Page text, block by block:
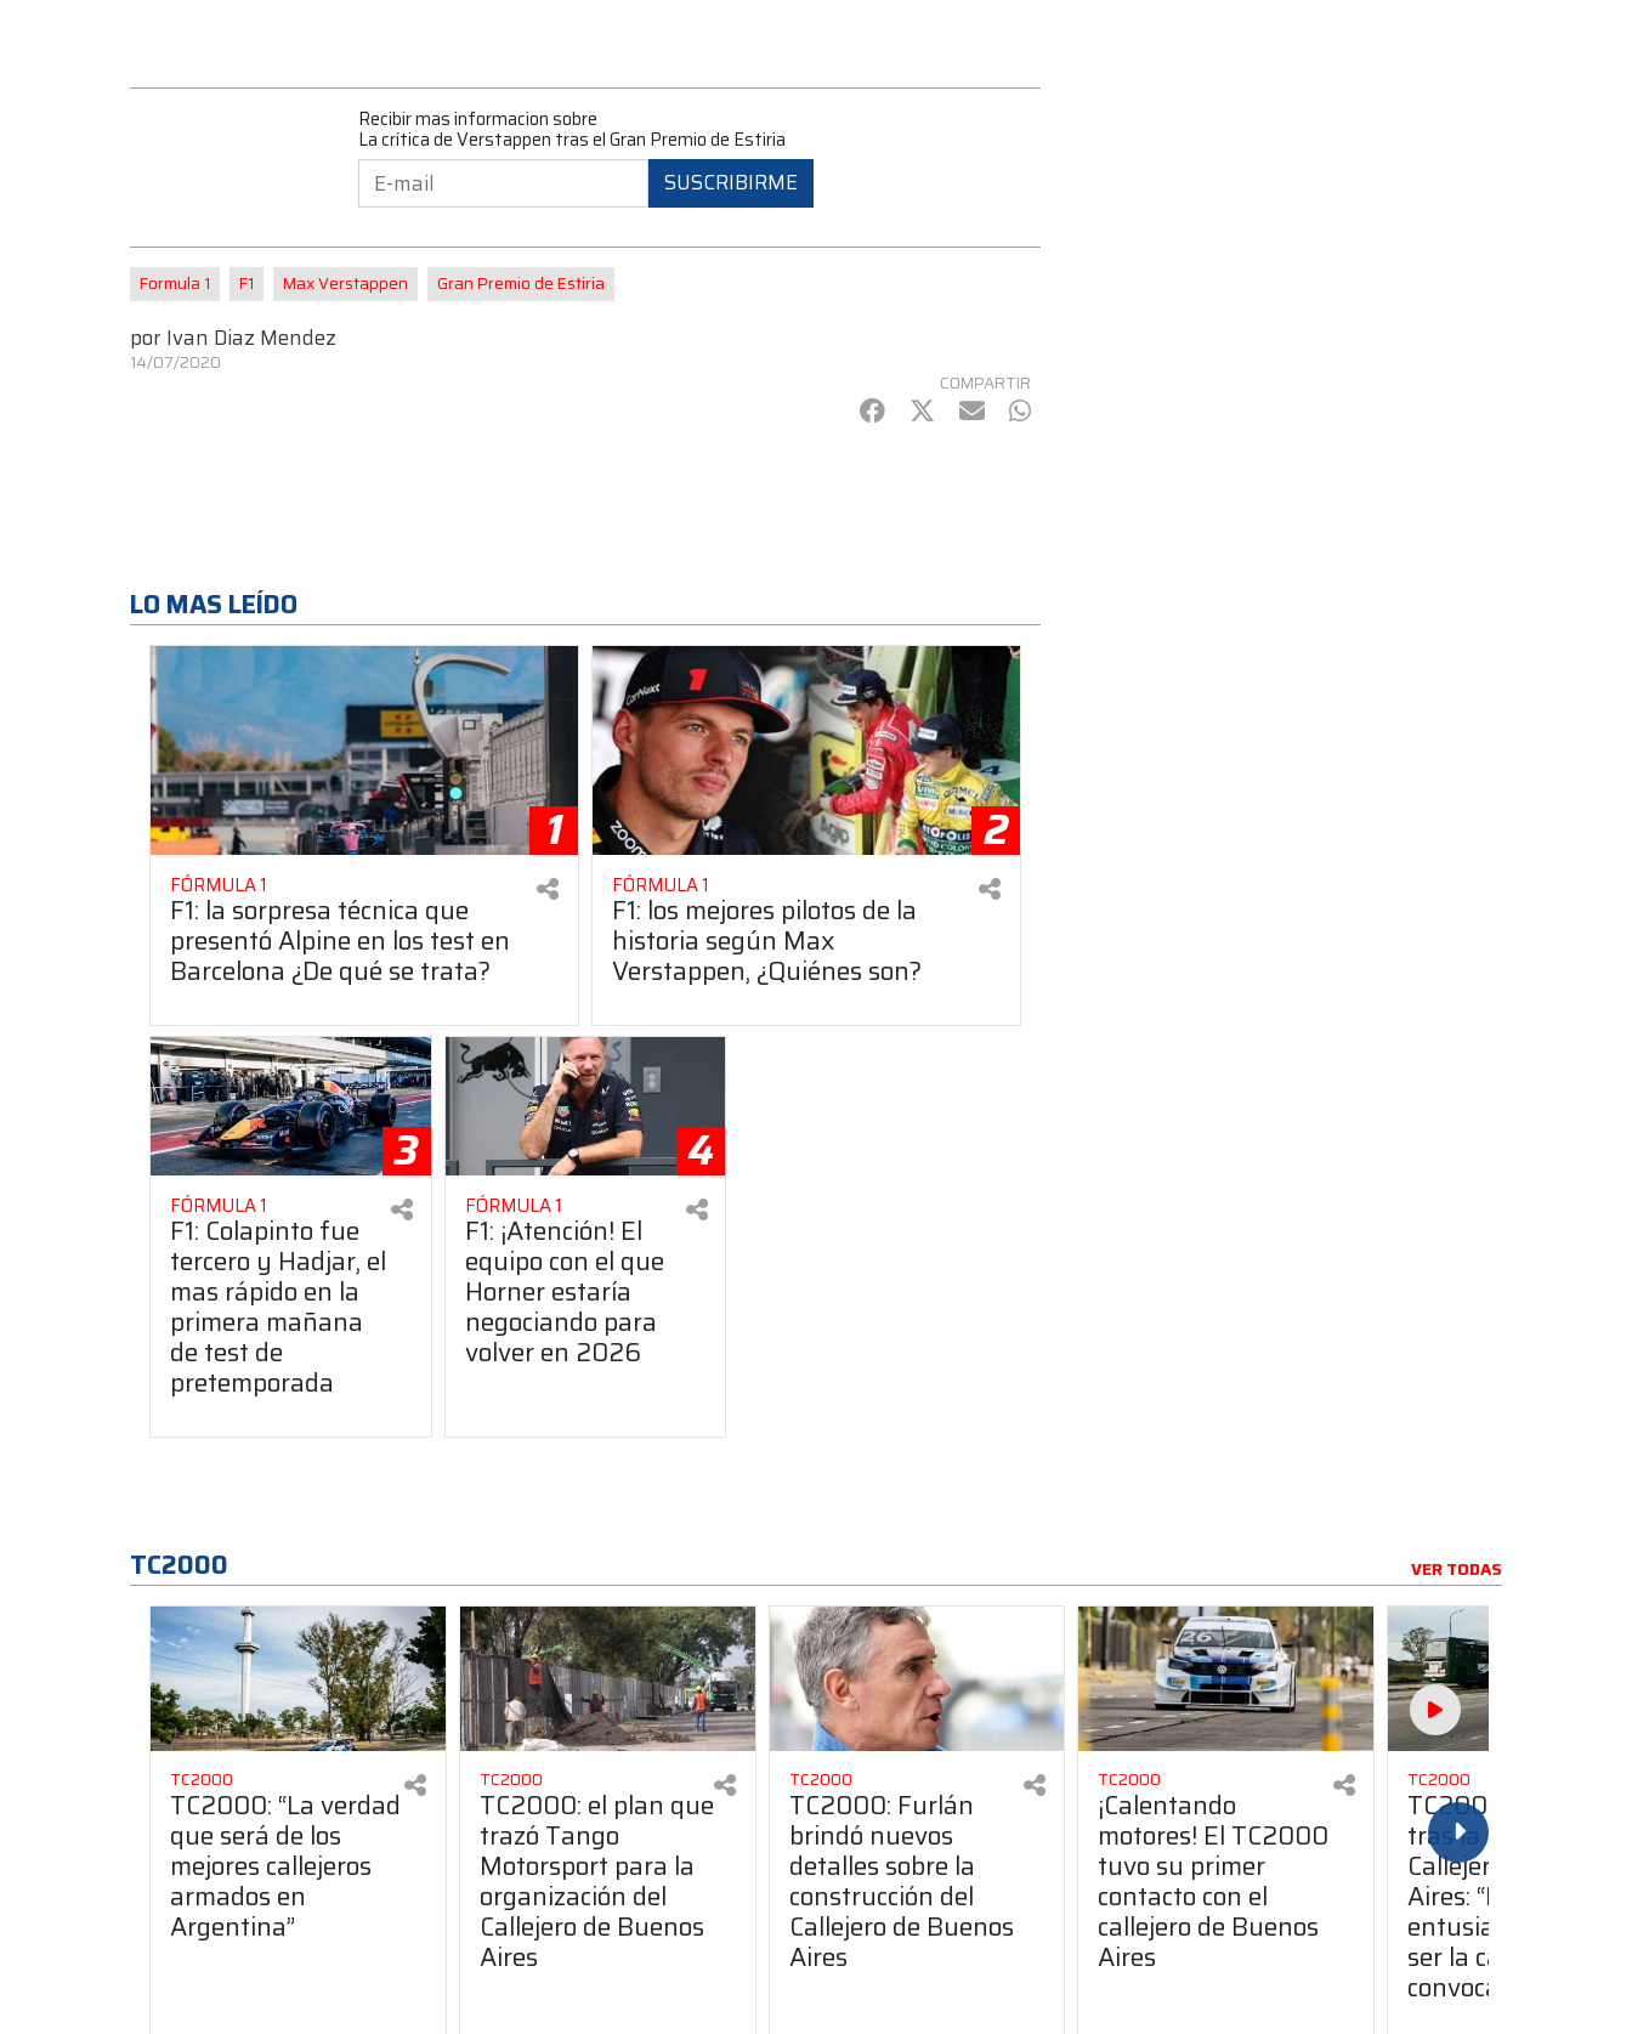
Recibir mas informacion sobre
La crítica de Verstappen tras el Gran Premio de Estiria
SUSCRIBIRME
Formula 1 F1 Max Verstappen Gran Premio de Estiria
por Ivan Diaz Mendez
14/07/2020
COMPARTIR
Facebook
Twitter
mail WhatsApp
LO MAS LEÍDO
1
FÓRMULA 1
F1: la sorpresa técnica que
presentó Alpine en los test en
Barcelona ¿De qué se trata?
2
FÓRMULA 1
F1: los mejores pilotos de la
historia según Max
Verstappen, ¿Quiénes son?
3
FÓRMULA 1
F1: Colapinto fue
tercero y Hadjar, el
mas rápido en la
primera mañana
de test de
pretemporada
4
FÓRMULA 1
F1: ¡Atención! El
equipo con el que
Horner estaría
negociando para
volver en 2026
TC2000 VER TODAS
TC2000
TC2000: “La verdad
que será de los
mejores callejeros
armados en
Argentina”
TC2000
TC2000: el plan que
trazó Tango
Motorsport para la
organización del
Callejero de Buenos
Aires
TC2000
TC2000: Furlán
brindó nuevos
detalles sobre la
construcción del
Callejero de Buenos
Aires
TC2000
¡Calentando
motores! El TC2000
tuvo su primer
contacto con el
callejero de Buenos
Aires
TC2000
TC2000: Vivian,
tras la prueba en el
Callejero de Buenos
Aires: “Me
entusiasma, va a
ser la carrera más
convocante del